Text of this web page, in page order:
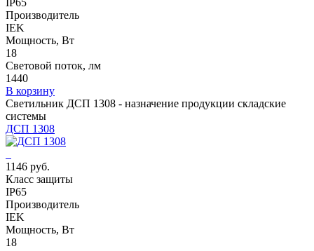
IP65
Производитель
IEK
Мощность, Вт
18
Световой поток, лм
1440
В корзину
Светильник ДСП 1308 - назначение продукции складские
системы
ДСП 1308
1146 руб.
Класс защиты
IP65
Производитель
IEK
Мощность, Вт
18